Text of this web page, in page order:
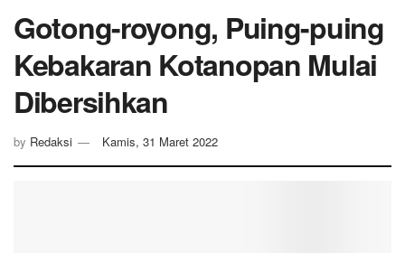
Gotong-royong, Puing-puing
Kebakaran Kotanopan Mulai
Dibersihkan
by Redaksi Kamis, 31 Maret 2022